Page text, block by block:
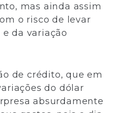
mas ainda assim
o risco de levar
da variação
de crédito, que em
do dólar
absurdamente